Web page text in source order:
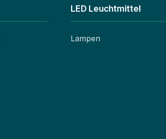
LED Leuchtmittel
Lampen